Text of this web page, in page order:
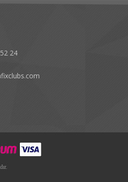
24